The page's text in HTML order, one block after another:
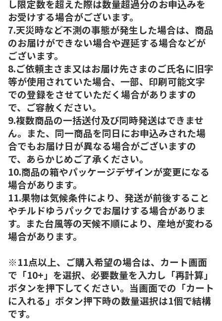
し限定数を超えた際は数量超過分のお申込みを
お受けする場合がございます。
7.天災時など不測の事態が発生した場合は、商品
のお届けができない場合や遅延する場合などが
ございます。
8.ご依頼主さま又はお届け先さまのご氏名に旧字
等が使用されていた場合、一部、印刷可能文字
での登録をさせていただく場合がありますの
で、ご容赦ください。
9.複数商品の一括送付及び同時発送はできませ
ん。また、同一商品を同日にお申込みされた場
合でもお届け日が異なる場合がございますの
で、あらかじめご了承ください。
10.商品の箱やパッケージデザインが変更になる
場合があります。
11.果物は気候条件により、発送が前後すること
やチルドゆうパックでお届けする場合がありま
す。また台風等の天候不順により、産地が変わる
場合があります。
※11点以上、ご購入希望の場合は、カート画面
で「10+」を選択、必要数量を入力し「再計算」
ボタンを押下してください。当画面での「カート
に入れる」ボタン押下時の数量選択は1個で結構
です。